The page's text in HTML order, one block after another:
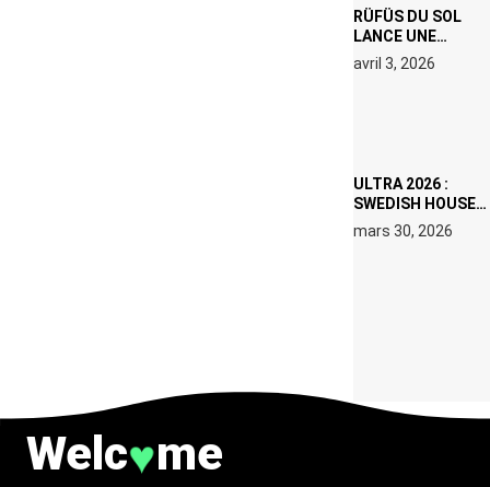
RÜFÜS DU SOL
LANCE UNE
RÉSIDENCE DJ
SET DE QUATRE
avril 3, 2026
ULTRA 2026 :
SWEDISH HOUSE
MAFIA RETROUVE
ERIC PRYDZ DANS
mars 30, 2026
Welc♥me